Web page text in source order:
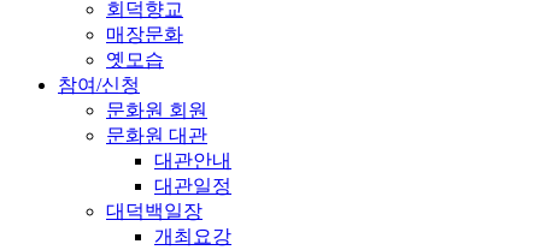
회덕향교
매장문화
옛모습
참여/신청
문화원 회원
문화원 대관
대관안내
대관일정
대덕백일장
개최요강